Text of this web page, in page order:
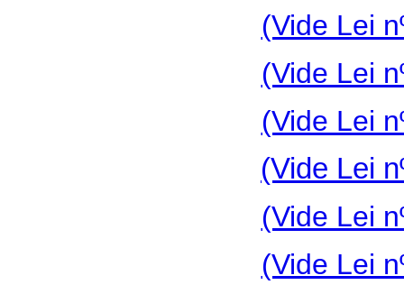
(Vide Lei
(Vide Lei
(Vide Lei
(Vide Lei
(Vide Lei
(Vide Lei